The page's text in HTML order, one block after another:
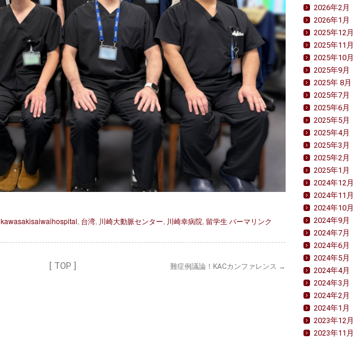
kawasakisaiwaihospital, 台湾, 川崎大動脈センター, 川崎幸病院, 留学生 パーマリンク
[ TOP ] 難症例議論！KACカンファレンス →
2026年2月
2026年1月
2025年12月
2025年11月
2025年10月
2025年9月
2025年 8月
2025年7月
2025年6月
2025年5月
2025年4月
2025年3月
2025年2月
2025年1月
2024年12月
2024年11月
2024年10月
2024年9月
2024年7月
2024年6月
2024年5月
2024年4月
2024年3月
2024年2月
2024年1月
2023年12月
2023年11月